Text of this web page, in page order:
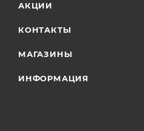
АКЦИИ
КОНТАКТЫ
МАГАЗИНЫ
ИНФОРМАЦИЯ